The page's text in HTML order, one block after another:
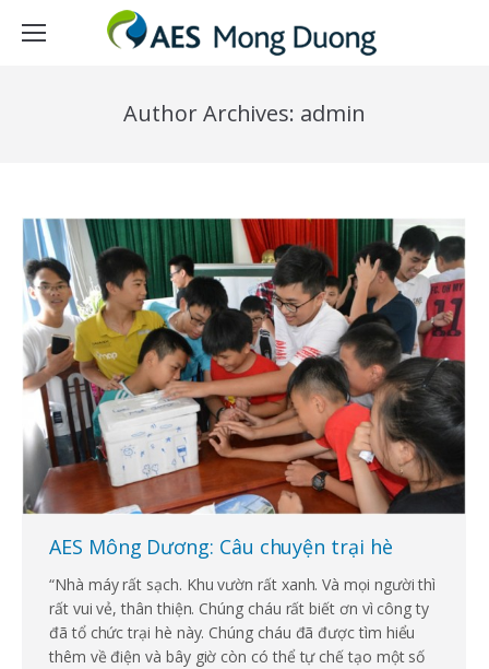
Author Archives: admin
AES Mông Dương: Câu chuyện trại hè
“Nhà máy rất sạch. Khu vườn rất xanh. Và mọi người thì
rất vui vẻ, thân thiện. Chúng cháu rất biết ơn vì công ty
đã tổ chức trại hè này. Chúng cháu đã được tìm hiểu
thêm về điện và bây giờ còn có thể tự chế tạo một số